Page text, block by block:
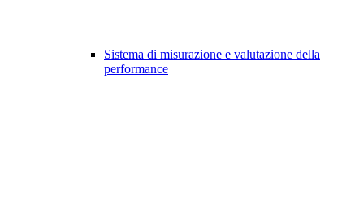
Sistema di misurazione e valutazione della
performance